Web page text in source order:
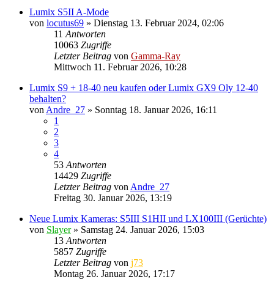
Lumix S5II A-Mode
von locutus69 » Dienstag 13. Februar 2024, 02:06
11 Antworten
10063 Zugriffe
Letzter Beitrag von Gamma-Ray
Mittwoch 11. Februar 2026, 10:28
Lumix S9 + 18-40 neu kaufen oder Lumix GX9 Oly 12-40
behalten?
von Andre_27 » Sonntag 18. Januar 2026, 16:11
1
2
3
4
53 Antworten
14429 Zugriffe
Letzter Beitrag von Andre_27
Freitag 30. Januar 2026, 13:19
Neue Lumix Kameras: S5III S1HII und LX100III (Gerüchte)
von Slayer» Samstag 24. Januar 2026, 15:03
13 Antworten
5857 Zugriffe
Letzter Beitrag von j73
Montag 26. Januar 2026, 17:17